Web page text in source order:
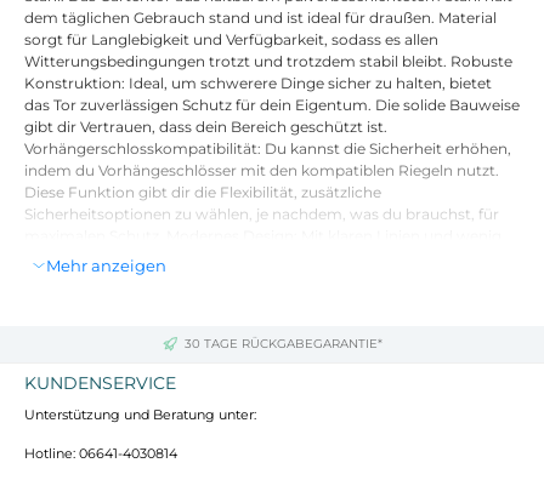
dem täglichen Gebrauch stand und ist ideal für draußen. Material
sorgt für Langlebigkeit und Verfügbarkeit, sodass es allen
Witterungsbedingungen trotzt und trotzdem stabil bleibt. Robuste
Konstruktion: Ideal, um schwerere Dinge sicher zu halten, bietet
das Tor zuverlässigen Schutz für dein Eigentum. Die solide Bauweise
gibt dir Vertrauen, dass dein Bereich geschützt ist.
Vorhängerschlosskompatibilität: Du kannst die Sicherheit erhöhen,
indem du Vorhängeschlösser mit den kompatiblen Riegeln nutzt.
Diese Funktion gibt dir die Flexibilität, zusätzliche
Sicherheitsoptionen zu wählen, je nachdem, was du brauchst, für
Schnickschnack passt dieses Gartentor perfekt in zeitgemäße
Außenbereiche. Es sieht nicht nur gut aus, sondern bietet auch eine
Pflege hilft, die Optik und Funktion des Tores zu erhalten, sodass es
Farbe: Grau
Gesamtmaße: 103 x 150 cm (L x B)
Mehr anzeigen
30 TAGE RÜCKGABEGARANTIE*
KUNDENSERVICE
Unterstützung und Beratung unter:
Hotline: 06641-4030814